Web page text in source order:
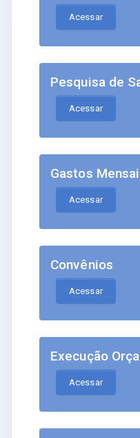
Acessar
Pesquisa de
Acessar
Gastos
Acessar
Convênios
Acessar
Execução
Acessar